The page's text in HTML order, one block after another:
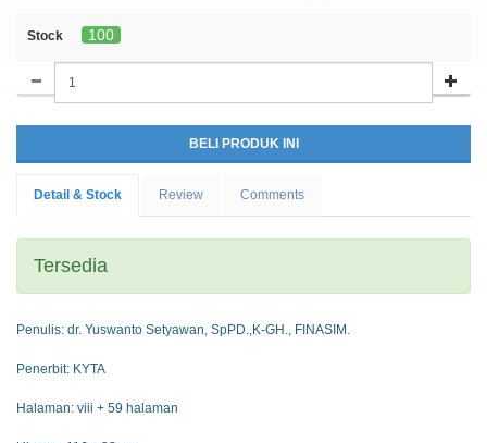
Stock 100
Detail & Stock Review Comments
Tersedia
Penulis: dr. Yuswanto Setyawan, SpPD.,K-GH., FINASIM.
Penerbit: KYTA
Halaman: viii + 59 halaman